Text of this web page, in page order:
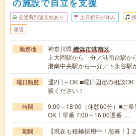
交通費別途支給あり 土日祝日が休み
派遣
勤務地 神奈川県横浜市港南区
上大岡駅から---分／港南台駅
港南中央駅から---分／下永谷駅
曜日頻度
週2日～OK ■曜日固定の相談
談ください！
時間
9:00～18:00（休憩60分）■ご
OK！早番 7:00～16:00遅番 …
期間
【現在も積極採用中！急募！